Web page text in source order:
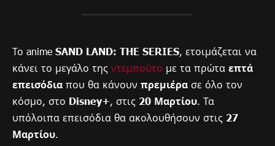
Το anime SAND LAND: THE SERIES, ετοιμάζεται να
κάνει το μεγάλο της ντεμπούτο με τα πρώτα επτά
επεισόδια που θα κάνουν πρεμιέρα σε όλο τον
κόσμο, στο Disney+, στις 20 Μαρτίου. Τα
υπόλοιπα επεισόδια θα ακολουθήσουν στις 27
Μαρτίου.